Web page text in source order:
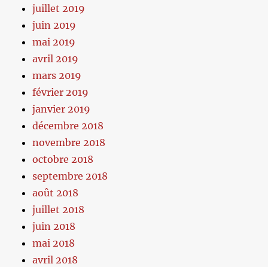
juillet 2019
juin 2019
mai 2019
avril 2019
mars 2019
février 2019
janvier 2019
décembre 2018
novembre 2018
octobre 2018
septembre 2018
août 2018
juillet 2018
juin 2018
mai 2018
avril 2018